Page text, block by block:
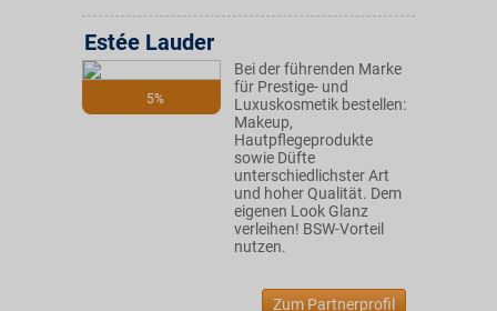
5%
Estée Lauder
Bei der führenden Marke
für Prestige- und
Luxuskosmetik bestellen:
Makeup,
Hautpflegeprodukte
sowie Düfte
unterschiedlichster Art
und hoher Qualität. Dem
eigenen Look Glanz
verleihen! BSW-Vorteil
nutzen.
Zum Partnerprofil